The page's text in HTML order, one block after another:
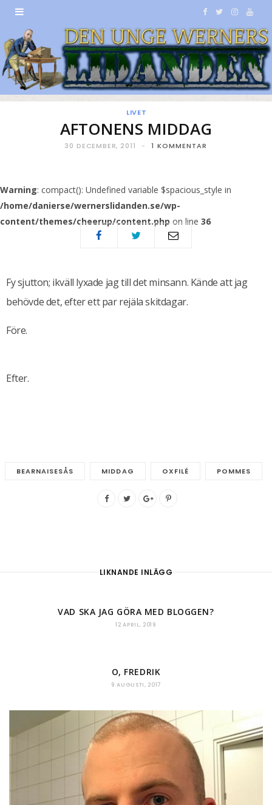
F
a
c
e
o
w
i
t
I
n
s
t
Y
o
u
T
LIVET
AFTONENS MIDDAG
30 DECEMBER, 2011 1 KOMMENTAR
Warning: compact(): Undefined variable $spacious_style in
/home/danierse/wernerslidanden.se/wp-
content/themes/cheerup/content.php on line 36
Fy sjutton; ikväll lyxade jag till det minsann. Kände att jag
behövde det, efter ett par rejäla skitdagar.
Före.
Efter.
BEARNAISESÅS MIDDAG OXFILÉ POMMES
LIKNANDE INLÄGG
VAD SKA JAG GÖRA MED BLOGGEN?
12 APRIL, 2019
O, FREDRIK
9 AUGUSTI, 2017